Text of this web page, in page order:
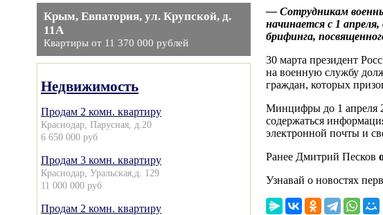
Крым, Евпатория, ул. Крупской, д.
11А
Квартиры от 11 370 000 рублей
Недвижимость
Продам 2 комн. квартиру
Краснодар, Парусная, д.20
6 650 000 руб
Продам 3 комн. квартиру
Краснодар, Уральская,д. 129
11 000 000 руб
Продам 2 комн. квартиру
— Сотрудникам
начинается с 1
брифинга,
30 марта президент
на военную службу
граждан, которых
Минцифры до 1 апреля
содержаться
электронной почты и
Ранее Дмитрий Песков
Узнавай о новостях